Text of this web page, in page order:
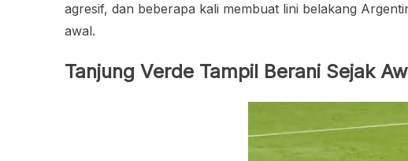
agresif, dan beberapa kali membuat lini belakang
awal.
Tanjung Verde Tampil Berani Sejak